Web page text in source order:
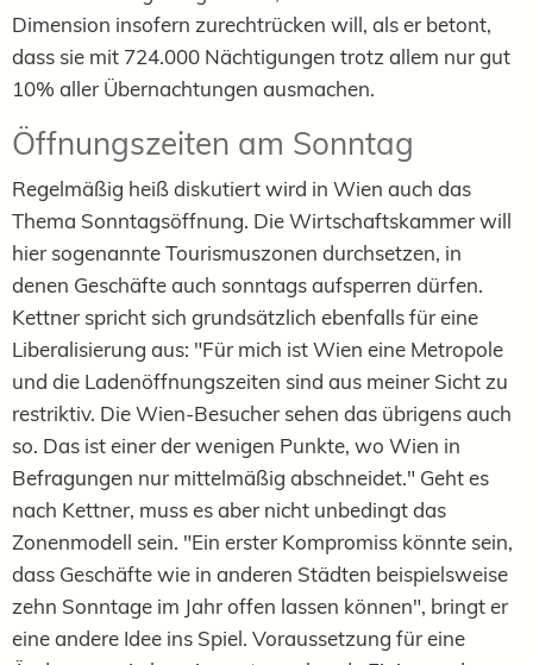
Dimension insofern zurechtrücken will, als er betont,
dass sie mit 724.000 Nächtigungen trotz allem nur gut
10% aller Übernachtungen ausmachen.
Öffnungszeiten am Sonntag
Regelmäßig heiß diskutiert wird in Wien auch das
Thema Sonntagsöffnung. Die Wirtschaftskammer will
hier sogenannte Tourismuszonen durchsetzen, in
denen Geschäfte auch sonntags aufsperren dürfen.
Kettner spricht sich grundsätzlich ebenfalls für eine
Liberalisierung aus: "Für mich ist Wien eine Metropole
und die Ladenöffnungszeiten sind aus meiner Sicht zu
restriktiv. Die Wien-Besucher sehen das übrigens auch
so. Das ist einer der wenigen Punkte, wo Wien in
Befragungen nur mittelmäßig abschneidet." Geht es
nach Kettner, muss es aber nicht unbedingt das
Zonenmodell sein. "Ein erster Kompromiss könnte sein,
dass Geschäfte wie in anderen Städten beispielsweise
zehn Sonntage im Jahr offen lassen können", bringt er
eine andere Idee ins Spiel. Voraussetzung für eine